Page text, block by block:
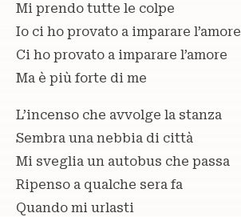
Mi prendo tutte le colpe
Io ci ho provato a imparare l’amore
Ci ho provato a imparare l’amore
Ma è più forte di me
L’incenso che avvolge la stanza
Sembra una nebbia di città
Mi sveglia un autobus che passa
Ripenso a qualche sera fa
Quando mi urlasti